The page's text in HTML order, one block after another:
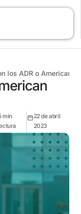
los ADR o American
min
22 de abril
2023